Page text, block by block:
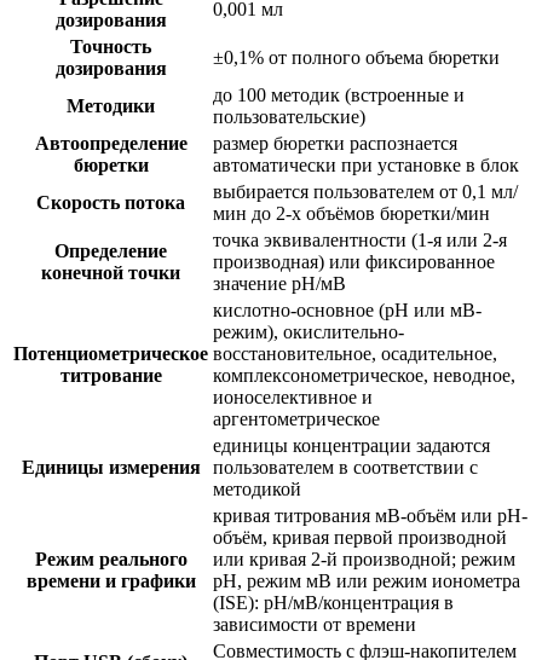
дозирования
0,001 мл
Точность
дозирования
±0,1% от полного объема бюретки
Методики
до 100 методик (встроенные и
пользовательские)
Автоопределение
бюретки
размер бюретки распознается
автоматически при установке в блок
Скорость потока
выбирается пользователем от 0,1 мл/
мин до 2-х объёмов бюретки/мин
Определение
конечной точки
точка эквивалентности (1-я или 2-я
производная) или фиксированное
значение рН/мВ
Потенциометрическое
титрование
кислотно-основное (рН или мВ-
режим), окислительно-
восстановительное, осадительное,
комплексонометрическое, неводное,
ионоселективное и
аргентометрическое
Единицы измерения
единицы концентрации задаются
пользователем в соответствии с
методикой
Режим реального
времени и графики
кривая титрования мВ-объём или рН-
объём, кривая первой производной
или кривая 2-й производной; режим
рН, режим мВ или режим ионометра
(ISE): рН/мВ/концентрация в
зависимости от времени
Совместимость с флэш-накопителем